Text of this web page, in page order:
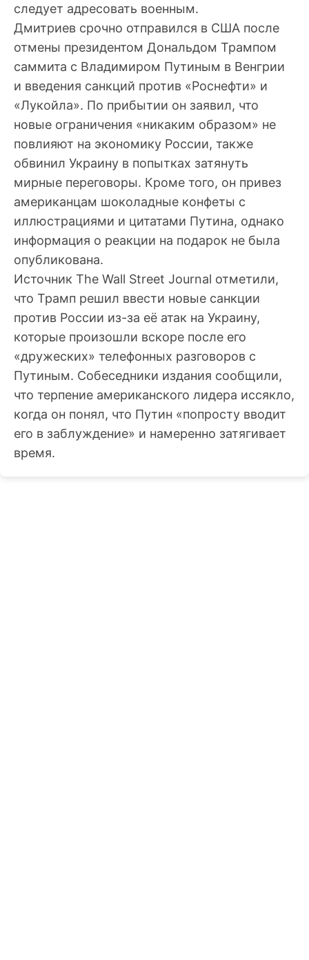
следует адресовать военным.
Дмитриев срочно отправился в США после
отмены президентом Дональдом Трампом
саммита с Владимиром Путиным в Венгрии
и введения санкций против «Роснефти» и
«Лукойла». По прибытии он заявил, что
новые ограничения «никаким образом» не
повлияют на экономику России, также
обвинил Украину в попытках затянуть
мирные переговоры. Кроме того, он привез
американцам шоколадные конфеты с
иллюстрациями и цитатами Путина, однако
информация о реакции на подарок не была
опубликована.
Источник The Wall Street Journal отметили,
что Трамп решил ввести новые санкции
против России из-за её атак на Украину,
которые произошли вскоре после его
«дружеских» телефонных разговоров с
Путиным. Собеседники издания сообщили,
что терпение американского лидера иссякло,
когда он понял, что Путин «попросту вводит
его в заблуждение» и намеренно затягивает
время.